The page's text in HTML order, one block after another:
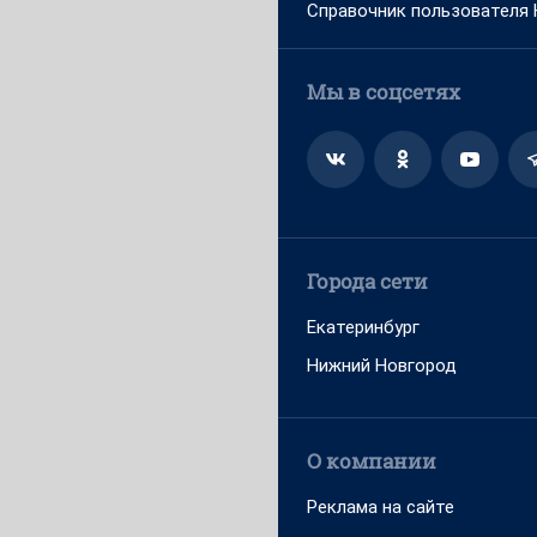
Справочник пользователя
Мы в соцсетях
Города сети
Екатеринбург
Нижний Новгород
О компании
Реклама на сайте